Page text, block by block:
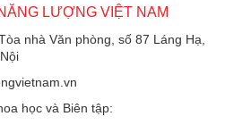
LƯỢNG VIỆT NAM
nhà Văn phòng, số 87 Láng Hạ,
học và Biên tập: